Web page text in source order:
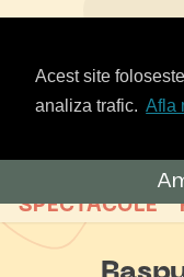
Acest site
analiza trafic. Afla
SPECTACOLE